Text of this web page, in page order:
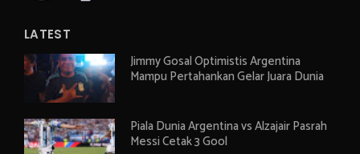
LATEST
Jimmy Gosal Optimistis Argentina
Mampu Pertahankan Gelar Juara Dunia
Piala Dunia Argentina vs Alzajair Pasrah
Messi Cetak 3 Gool